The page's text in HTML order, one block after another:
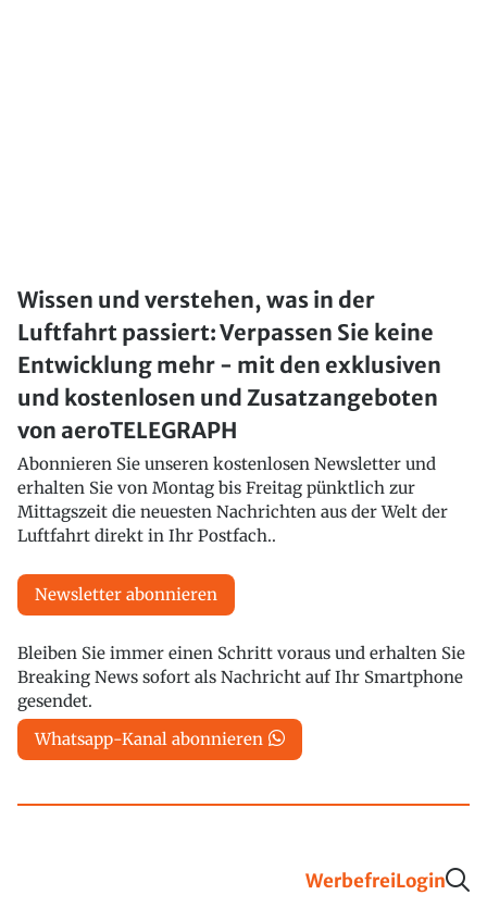
Wissen und verstehen, was in der
Luftfahrt passiert: Verpassen Sie keine
Entwicklung mehr - mit den exklusiven
und kostenlosen und Zusatzangeboten
von aeroTELEGRAPH
Abonnieren Sie unseren kostenlosen Newsletter und
erhalten Sie von Montag bis Freitag pünktlich zur
Mittagszeit die neuesten Nachrichten aus der Welt der
Luftfahrt direkt in Ihr Postfach..
Newsletter abonnieren
Bleiben Sie immer einen Schritt voraus und erhalten Sie
Breaking News sofort als Nachricht auf Ihr Smartphone
gesendet.
Whatsapp-Kanal abonnieren
WerbefreiLogin